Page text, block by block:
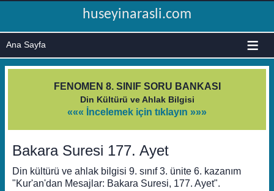
huseyinarasli.com
≡
FENOMEN 8. SINIF SORU BANKASI
Din Kültürü ve Ahlak Bilgisi
««« İncelemek için tıklayın »»»
Bakara Suresi 177. Ayet
Din kültürü ve ahlak bilgisi 9. sınıf 3. ünite 6. kazanım
"Kur'an'dan Mesajlar: Bakara Suresi, 177. Ayet".